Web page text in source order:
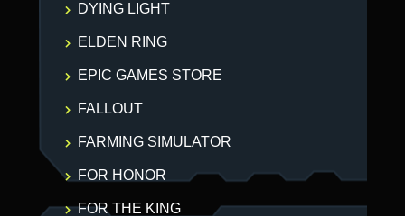
DYING LIGHT
ELDEN RING
EPIC GAMES STORE
FALLOUT
FARMING SIMULATOR
FOR HONOR
FOR THE KING